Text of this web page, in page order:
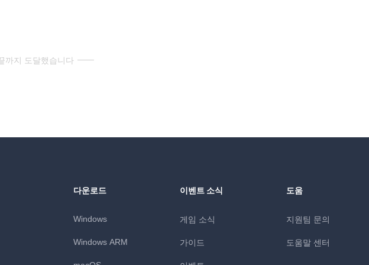
까지 도달했습니다
다운로드
Windows
Windows ARM
이벤트 소식
게임 소식
가이드
도움
지원팀 문의
도움말 센터